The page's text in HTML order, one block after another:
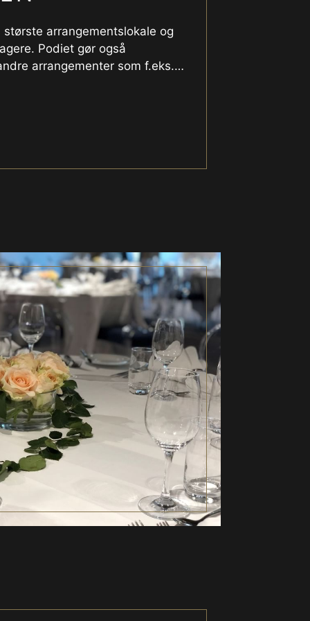
arrangementslokale og
Podiet gør også
arrangementer som f.eks.…